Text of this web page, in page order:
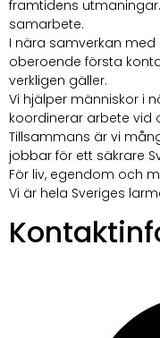
framtidens
samarbete.
I nära samverkan
oberoende första
verkligen gäller.
Vi hjälper människor i
koordinerar arbete vid
Tillsammans är vi
jobbar för ett säkrare
För liv, egendom och
Vi är hela Sveriges